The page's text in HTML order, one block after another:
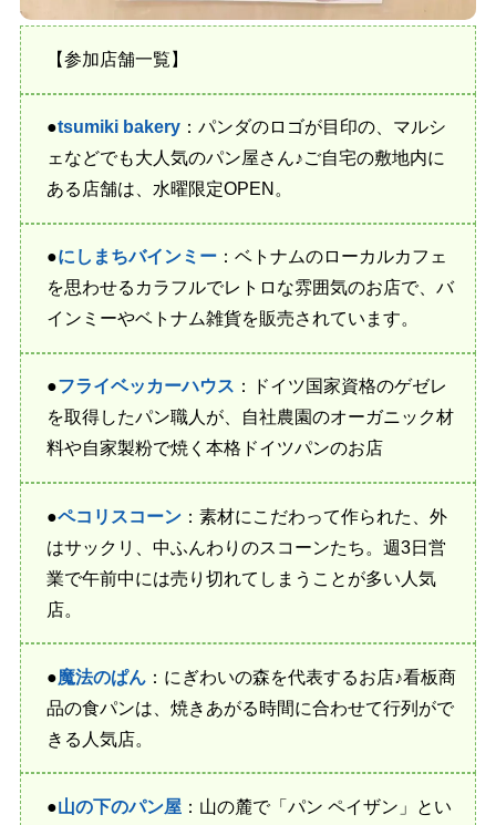
【参加店舗一覧】
●tsumiki bakery ：パンダのロゴが目印の、マルシ
ェなどでも大人気のパン屋さん♪ご自宅の敷地内に
ある店舗は、水曜限定OPEN。
●にしまちバインミー ：ベトナムのローカルカフェ
を思わせるカラフルでレトロな雰囲気のお店で、バ
インミーやベトナム雑貨を販売されています。
●フライベッカーハウス ：ドイツ国家資格のゲゼレ
を取得したパン職人が、自社農園のオーガニック材
料や自家製粉で焼く本格ドイツパンのお店
●ペコリスコーン ：素材にこだわって作られた、外
はサックリ、中ふんわりのスコーンたち。週3日営
業で午前中には売り切れてしまうことが多い人気
店。
●魔法のぱん ：にぎわいの森を代表するお店♪看板商
品の食パンは、焼きあがる時間に合わせて行列がで
きる人気店。
●山の下のパン屋 ：山の麓で「パン ペイザン」とい